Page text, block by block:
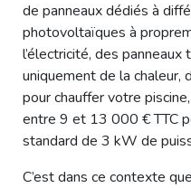
de panneaux dédiés à
photovoltaïques à
l’électricité, des
uniquement de la chaleur,
pour chauffer votre
entre 9 et 13 000 € TTC
standard de 3 kW de
C’est dans ce contexte